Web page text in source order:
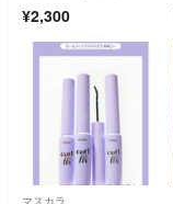
¥2,300
マスカラ